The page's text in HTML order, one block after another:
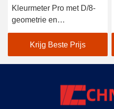
Kleurmeter Pro met D/8-
geometrie en
spectraalsensor voor
nauwkeurigere metingen
Krijg Beste Prijs